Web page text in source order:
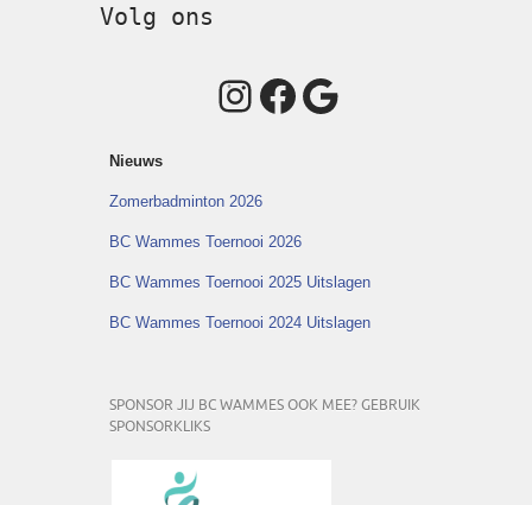
Volg ons
Instagram
Facebook
Google
Nieuws
Zomerbadminton 2026
BC Wammes Toernooi 2026
BC Wammes Toernooi 2025 Uitslagen
BC Wammes Toernooi 2024 Uitslagen
SPONSOR JIJ BC WAMMES OOK MEE? GEBRUIK
SPONSORKLIKS